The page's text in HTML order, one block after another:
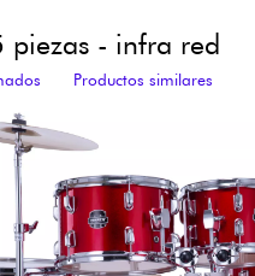
- infra red
Productos similares